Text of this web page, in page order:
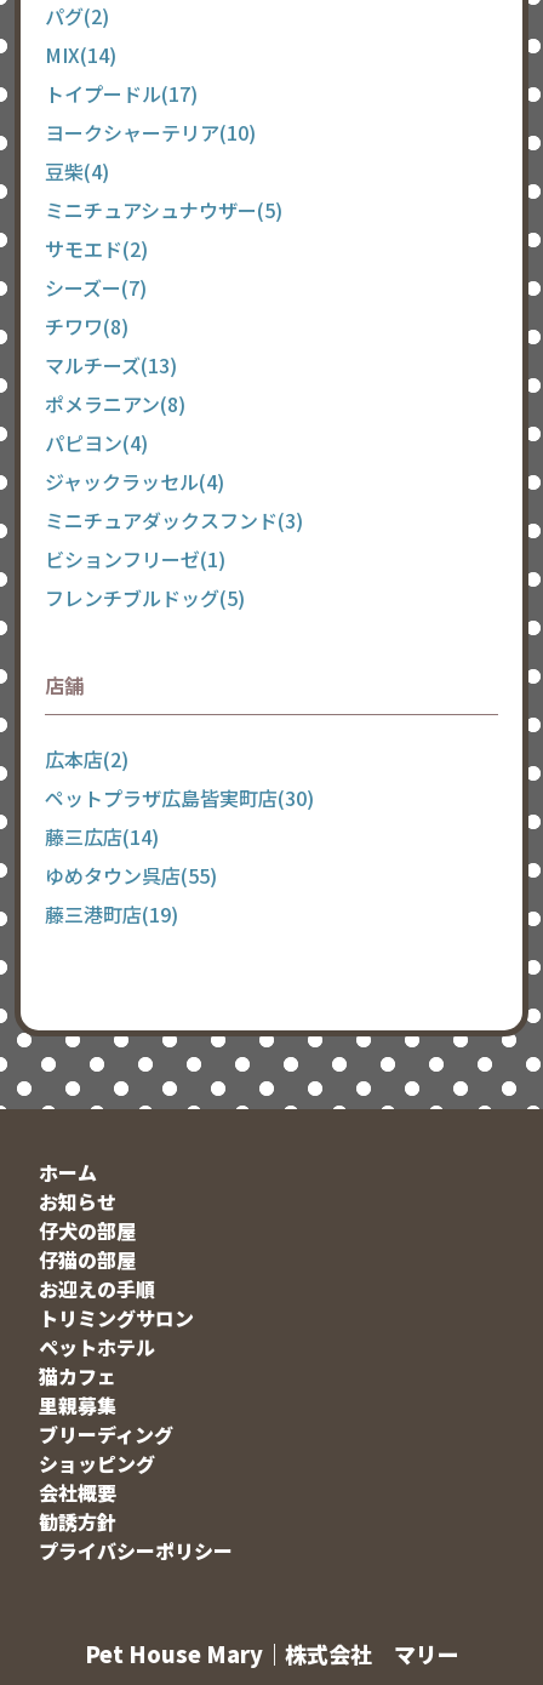
パグ(2)
MIX(14)
トイプードル(17)
ヨークシャーテリア(10)
豆柴(4)
ミニチュアシュナウザー(5)
サモエド(2)
シーズー(7)
チワワ(8)
マルチーズ(13)
ポメラニアン(8)
パピヨン(4)
ジャックラッセル(4)
ミニチュアダックスフンド(3)
ビションフリーゼ(1)
フレンチブルドッグ(5)
店舗
広本店(2)
ペットプラザ広島皆実町店(30)
藤三広店(14)
ゆめタウン呉店(55)
藤三港町店(19)
ホーム
お知らせ
仔犬の部屋
仔猫の部屋
お迎えの手順
トリミングサロン
ペットホテル
猫カフェ
里親募集
ブリーディング
ショッピング
会社概要
勧誘方針
プライバシーポリシー
Pet House Mary｜株式会社 マリー